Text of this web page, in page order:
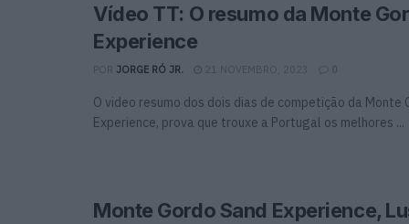
Vídeo TT: O resumo da Monte
Experience
JORGE RÓ JR. 0
O video resumo dos dois dias de competição da Monte
Experience, prova que trouxe a Portugal os melhores ...
Monte Gordo Sand Experience,